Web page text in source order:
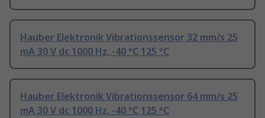
Hauber Elektronik Vibrationssensor 32 mm/s 25
mA 30 V dc 1000 Hz, -40 °C 125 °C
Hauber Elektronik Vibrationssensor 64 mm/s 25
mA 30 V dc 1000 Hz, -40 °C 125 °C